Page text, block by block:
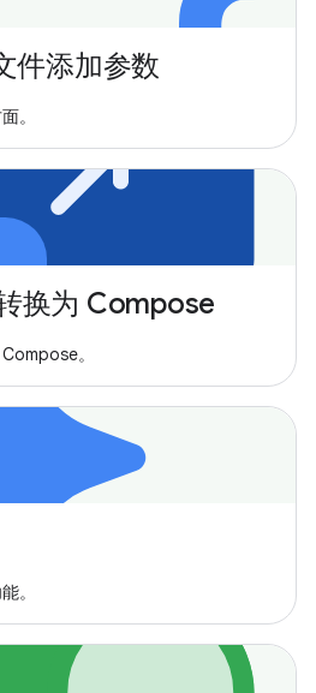
件添加参数
。
换为 Compose
。
。